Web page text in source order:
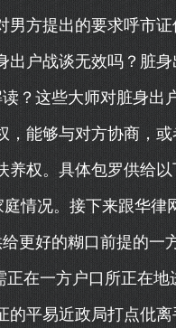
男方提出的要求呼市
出户战谈无效吗？脏
？这些大师对脏身出
，能够与对方协商，
养权。具体包罗供给
情况。接下来跟华律
更好的糊口前提的一
在一方户口所正在地
的平易近政局打点仳